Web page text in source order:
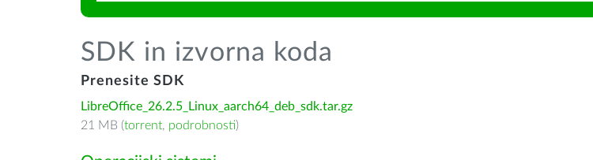
SDK in izvorna koda
Prenesite SDK
LibreOffice_26.2.5_Linux_aarch64_deb_sdk.tar.gz
21 MB (torrent, podrobnosti)